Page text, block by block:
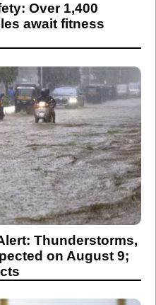
Over 1,400
await fitness
Thunderstorms,
on August 9;